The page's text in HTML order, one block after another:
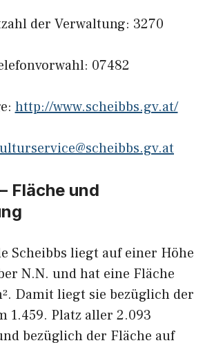
der Verwaltung: 3270
07482
http://www.scheibbs.gv.at/
Fläche und
Scheibbs liegt auf einer Höhe
N.N. und hat eine Fläche
Damit liegt sie bezüglich der
1.459. Platz aller 2.093
bezüglich der Fläche auf